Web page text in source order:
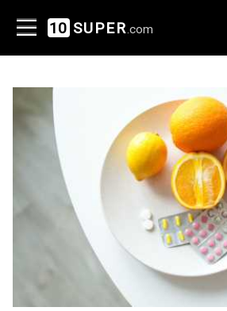
10 SUPER .com